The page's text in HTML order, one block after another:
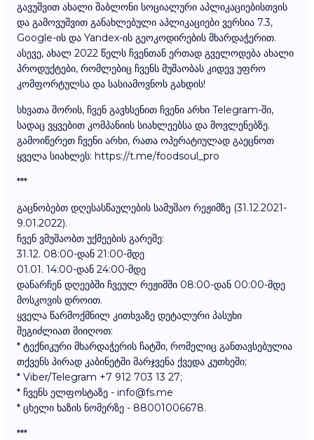
გავუშვით ახალი შაბლონი სოციალური აპლიკაციებისთვის
და გამოვუშვით განახლებული აპლიკაციები ვერსია 7.3,
Google-ის და Yandex-ის გეოკოდირების მხარდაჭერით.
ასევე, ახალ 2022 წელს ჩვენთან ერთად გველოდება ახალი
პროდუქტები, რომლებიც ჩვენს მუშაობას კიდევ უფრო
კომფორტულსა და სასიამოვნოს გახდის!
სხვათა შორის, ჩვენ გავხსენით ჩვენი არხი Telegram-ში,
სადაც ვყვებით კომპანიის სიახლეებსა და მოვლენებზე.
გამოიწერეთ ჩვენი არხი, რათა ოპერატიულად გაეცნოთ
ყველა სიახლეს: https://t.me/foodsoul_pro
***
გაცნობებთ დღესასწაულების სამუშაო რეჟიმზე (31.12.2021-
9.01.2022).
ჩვენ ვმუშაობთ უქმეების გარეშე:
31.12. 08:00-დან 21:00-მდე
01.01. 14:00-დან 24:00-მდე
დანარჩენ დღეებში ჩვეულ რეჟიმში 08:00-დან 00:00-მდე
მოსკოვის დროით.
ყველა წარმოქმნილ კითხვაზე დეტალური პასუხი
შეგიძლიათ მიიღოთ:
* ტექნიკური მხარდაჭერის ჩატში, რომელიც განთავსებულია
თქვენს პირად კაბინეტში მარჯვენა ქვედა კუთხეში;
* Viber/Telegram +7 912 703 13 27;
* ჩვენს ელფოსტაზე - info@fs.me
* ცხელი ხაზის ნომერზე - 88001006678.
***